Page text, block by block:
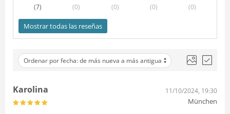
(7) (0) (0) (0) (0)
Mostrar todas las reseñas
Ordenar por fecha: de más nueva a más antigua
Karolina 11/10/2024, 19:30
München